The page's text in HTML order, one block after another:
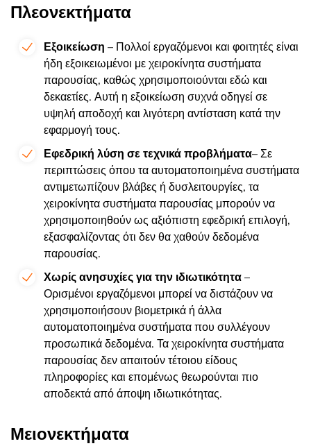
Πλεονεκτήματα
Εξοικείωση – Πολλοί εργαζόμενοι και φοιτητές είναι
ήδη εξοικειωμένοι με χειροκίνητα συστήματα
παρουσίας, καθώς χρησιμοποιούνται εδώ και
δεκαετίες. Αυτή η εξοικείωση συχνά οδηγεί σε
υψηλή αποδοχή και λιγότερη αντίσταση κατά την
εφαρμογή τους.
Εφεδρική λύση σε τεχνικά προβλήματα– Σε
περιπτώσεις όπου τα αυτοματοποιημένα συστήματα
αντιμετωπίζουν βλάβες ή δυσλειτουργίες, τα
χειροκίνητα συστήματα παρουσίας μπορούν να
χρησιμοποιηθούν ως αξιόπιστη εφεδρική επιλογή,
εξασφαλίζοντας ότι δεν θα χαθούν δεδομένα
παρουσίας.
Χωρίς ανησυχίες για την ιδιωτικότητα–
Ορισμένοι εργαζόμενοι μπορεί να διστάζουν να
χρησιμοποιήσουν βιομετρικά ή άλλα
αυτοματοποιημένα συστήματα που συλλέγουν
προσωπικά δεδομένα. Τα χειροκίνητα συστήματα
παρουσίας δεν απαιτούν τέτοιου είδους
πληροφορίες και επομένως θεωρούνται πιο
αποδεκτά από άποψη ιδιωτικότητας.
Μειονεκτήματα